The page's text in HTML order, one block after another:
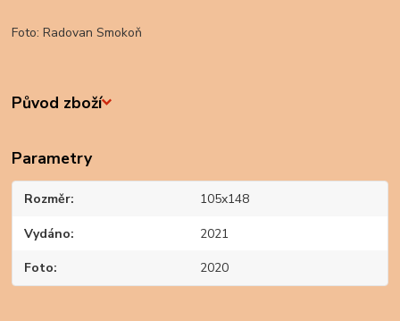
Foto: Radovan Smokoň
Původ zboží
Parametry
Rozměr 105x148
Vydáno 2021
Foto 2020